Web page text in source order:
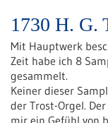
1730 H. G.
Mit Hauptwerk
Zeit habe ich 8
gesammelt.
Keiner dieser
der Trost-Orgel.
mir ein Gefühl von